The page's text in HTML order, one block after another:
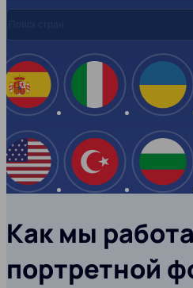
Испания
США
Италия
Турция
Как мы
портретной